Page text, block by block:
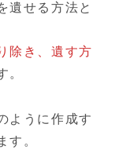
遺せる方法と
除き、遺す方
。
ように作成す
す。